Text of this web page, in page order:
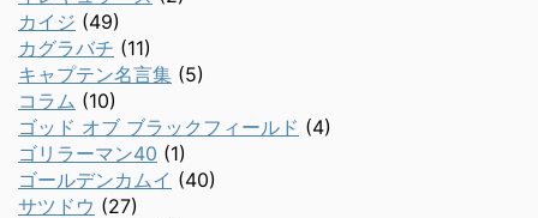
カイジ (49)
カグラバチ (11)
キャプテン名言集 (5)
コラム (10)
ゴッド オブ ブラックフィールド (4)
ゴリラーマン40 (1)
ゴールデンカムイ (40)
サツドウ (27)